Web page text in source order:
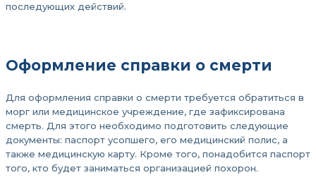
последующих действий.
Оформление справки о смерти
Для оформления справки о смерти требуется обратиться в
морг или медицинское учреждение, где зафиксирована
смерть. Для этого необходимо подготовить следующие
документы: паспорт усопшего, его медицинский полис, а
также медицинскую карту. Кроме того, понадобится паспорт
того, кто будет заниматься организацией похорон.